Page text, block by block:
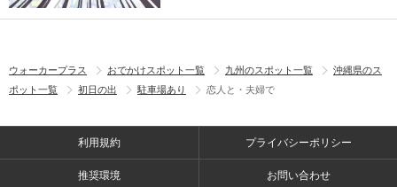
ウォーカープラス おでかけスポット一覧 九州のスポット一覧
沖縄県のス
ポット一覧
初日の出 駐車場あり 恋人と・夫婦で
利用規約 プライバシーポリシー
推奨環境 お問い合わせ